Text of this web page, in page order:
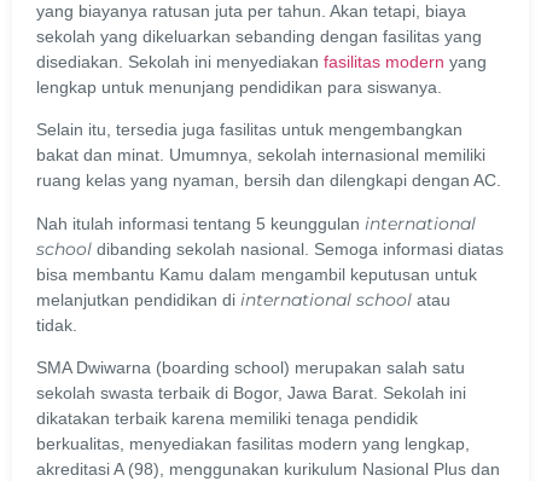
yang biayanya ratusan juta per tahun. Akan tetapi, biaya
sekolah yang dikeluarkan sebanding dengan fasilitas yang
disediakan. Sekolah ini menyediakan fasilitas modern yang
lengkap untuk menunjang pendidikan para siswanya.
Selain itu, tersedia juga fasilitas untuk mengembangkan
bakat dan minat. Umumnya, sekolah internasional memiliki
ruang kelas yang nyaman, bersih dan dilengkapi dengan AC.
Nah itulah informasi tentang 5 keunggulan international
school dibanding sekolah nasional. Semoga informasi diatas
bisa membantu Kamu dalam mengambil keputusan untuk
melanjutkan pendidikan di international school atau
tidak.
SMA Dwiwarna (boarding school) merupakan salah satu
sekolah swasta terbaik di Bogor, Jawa Barat. Sekolah ini
dikatakan terbaik karena memiliki tenaga pendidik
berkualitas, menyediakan fasilitas modern yang lengkap,
akreditasi A (98), menggunakan kurikulum Nasional Plus dan